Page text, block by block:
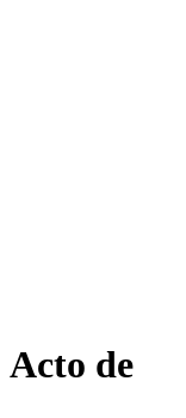
Acto de